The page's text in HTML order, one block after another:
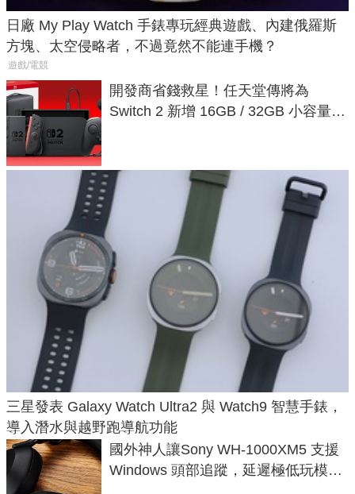
日廠 My Play Watch 手錶專玩經典遊戲、內建俄羅斯
方塊、太空侵略者，不過竟然不能連手機？
遊戲/電競
開發商省錢救星！任天堂傳將為
Switch 2 新增 16GB / 32GB 小容量遊
三星發表 Galaxy Watch Ultra2 與 Watch9 智慧手錶，
導入潛水與越野跑導航功能
國外神人讓Sony WH-1000XM5 支援
Windows 頭部追蹤，延遲極低玩模擬